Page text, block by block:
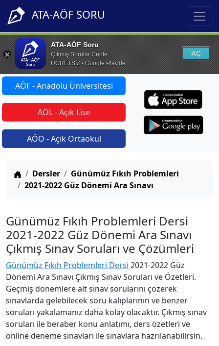
ATA-AÖF SORU
ATA-AÖF Soru
Çıkmış Sorular Cepte
ÜCRETSİZ - Google Play'de
AÇ
AÖF - Anadolu Üniversitesi
AÖL - Açık Lise
AÖO - Açık Ortaokul
Anasayfa
Dersler
Günümüz Fıkıh Problemleri
2021-2022 Güz Dönemi Ara Sınavı
Günümüz Fıkıh Problemleri Dersi
2021-2022 Güz Dönemi Ara Sınavı
Çıkmış Sınav Soruları ve Çözümleri
Günümüz Fıkıh Problemleri Dersi 2021-2022 Güz
Dönemi Ara Sınavı Çıkmış Sınav Soruları ve Özetleri.
Geçmiş dönemlere ait sınav sorularını çözerek
sınavlarda gelebilecek soru kalıplarının ve benzer
soruları yakalamanız daha kolay olacaktır. Çıkmış sınav
soruları ile beraber konu anlatımı, ders özetleri ve
online deneme sınavları ile sınavlara hazrılanabilirsin.